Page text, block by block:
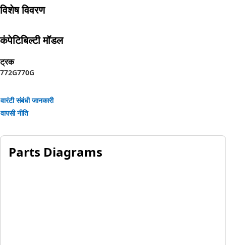
विशेष विवरण
कंपेटिबिल्टी मॉडल
ट्रक
772G770G
वारंटी संबंधी जानकारी
वापसी नीति
Parts Diagrams